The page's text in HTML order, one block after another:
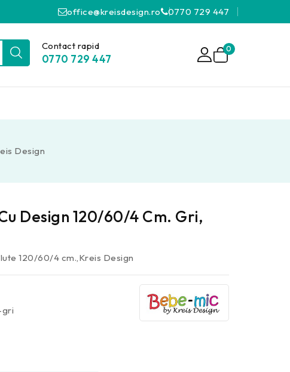
office@kreisdesign.ro 0770 729 447
Contact rapid
0770 729 447
0
Design
Design 120/60/4 Cm. Gri,
120/60/4 cm.,Kreis Design
gri